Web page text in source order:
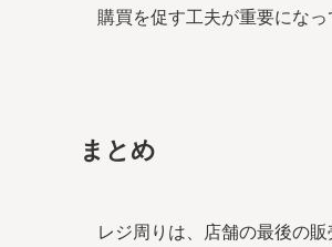
購買を促す工夫が重要になっ
まとめ
レジ周りは、店舗の最後の